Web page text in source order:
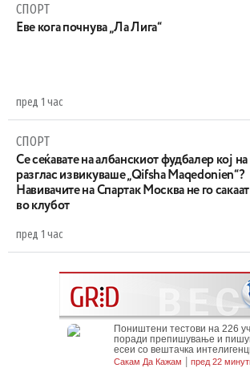
СПОРТ
Еве кога почнува „Ла Лига“
пред 1 час
СПОРТ
Се сеќавате на албанскиот фудбалер кој на
разглас извикуваше „Qifsha Maqedonien“?
Навивачите на Спартак Москва не го сакаат
во клубот
пред 1 час